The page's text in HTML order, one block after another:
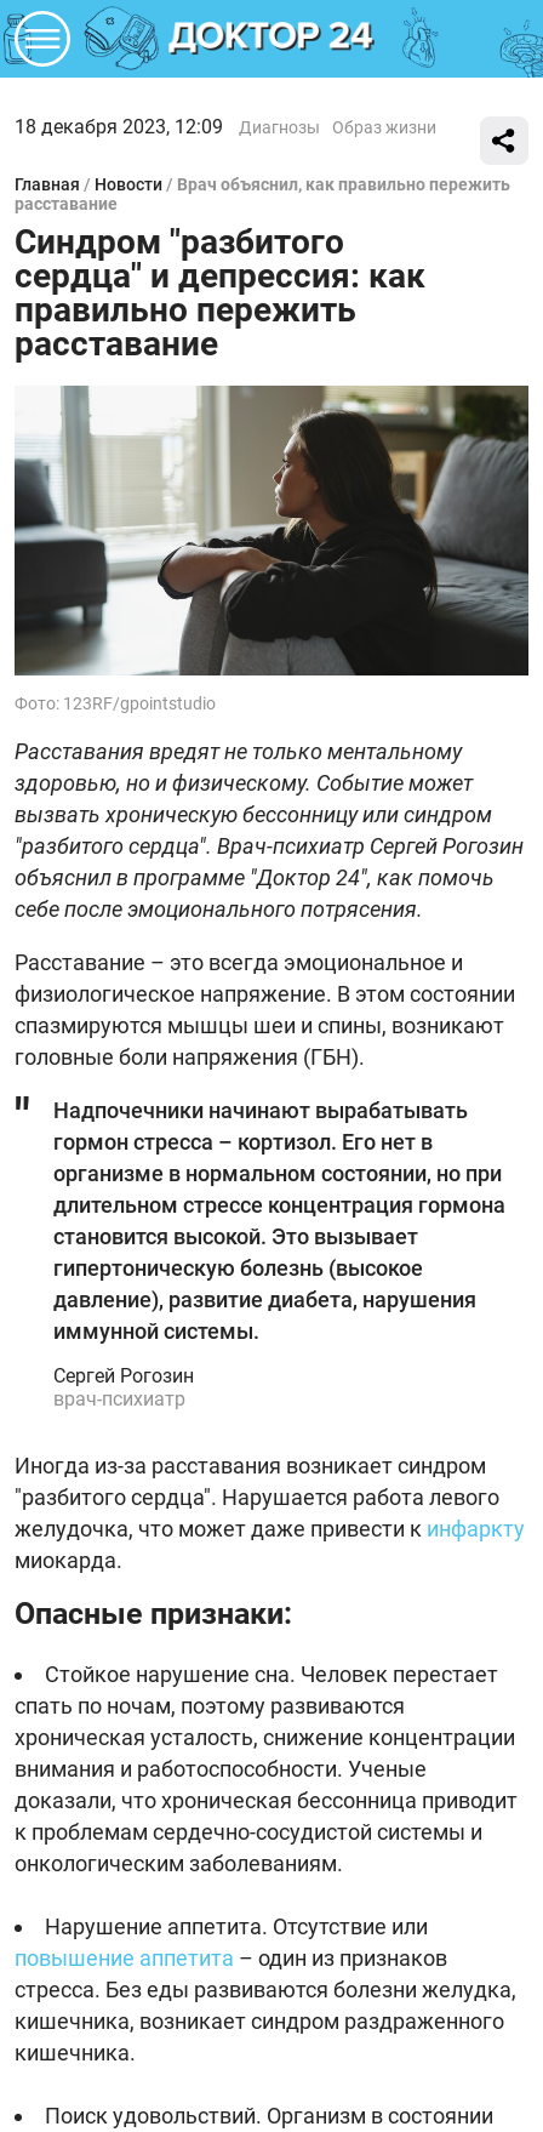
18 декабря 2023, 12:09 Диагнозы Образ жизни
Главная / Новости / Врач объяснил, как правильно пережить
расставание
Синдром "разбитого
сердца" и депрессия: как
правильно пережить
расставание
Фото: 123RF/gpointstudio
Расставания вредят не только ментальному
здоровью, но и физическому. Событие может
вызвать хроническую бессонницу или синдром
"разбитого сердца". Врач-психиатр Сергей Рогозин
объяснил в программе "Доктор 24", как помочь
себе после эмоционального потрясения.
Расставание – это всегда эмоциональное и
физиологическое напряжение. В этом состоянии
спазмируются мышцы шеи и спины, возникают
головные боли напряжения (ГБН).
Надпочечники начинают вырабатывать
гормон стресса – кортизол. Его нет в
организме в нормальном состоянии, но при
длительном стрессе концентрация гормона
становится высокой. Это вызывает
гипертоническую болезнь (высокое
давление), развитие диабета, нарушения
иммунной системы.
Сергей Рогозин
врач-психиатр
Иногда из-за расставания возникает синдром
"разбитого сердца". Нарушается работа левого
желудочка, что может даже привести к инфаркту
миокарда.
Опасные признаки:
Стойкое нарушение сна. Человек перестает
спать по ночам, поэтому развиваются
хроническая усталость, снижение концентрации
внимания и работоспособности. Ученые
доказали, что хроническая бессонница приводит
к проблемам сердечно-сосудистой системы и
онкологическим заболеваниям.
Нарушение аппетита. Отсутствие или
повышение аппетита – один из признаков
стресса. Без еды развиваются болезни желудка,
кишечника, возникает синдром раздраженного
кишечника.
Поиск удовольствий. Организм в состоянии